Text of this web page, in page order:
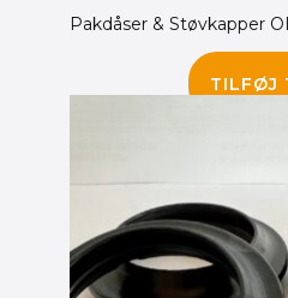
Pakdåser & Støvkapper
TILFØJ